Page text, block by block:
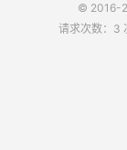
© 2016-
请求次数：3